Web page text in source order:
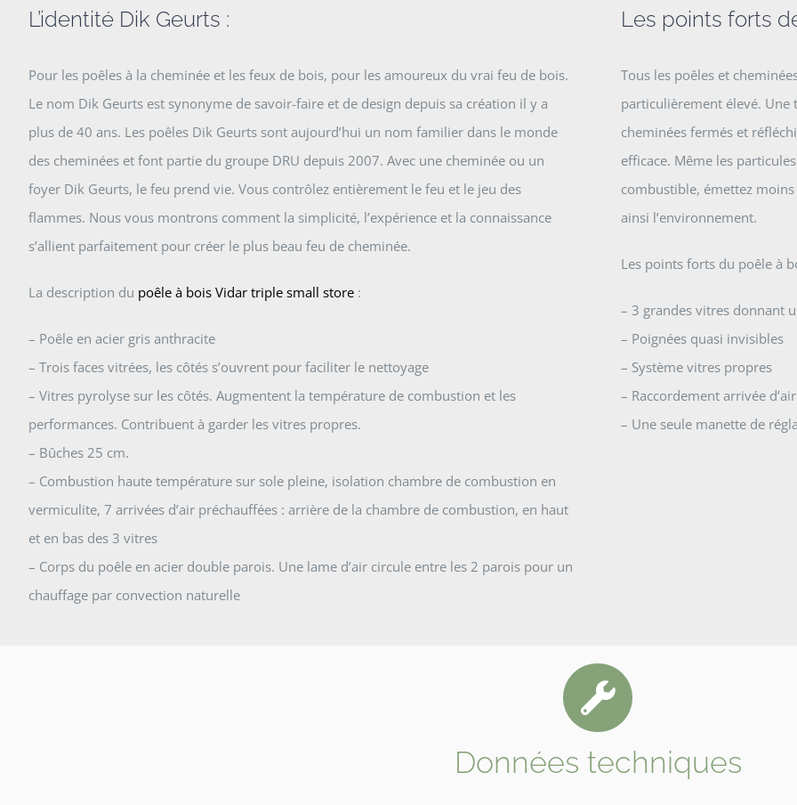
L’identité Dik Geurts :
Pour les poêles à la cheminée et les feux de bois, pour les amoureux du vrai feu de bois.
Le nom Dik Geurts est synonyme de savoir-faire et de design depuis sa création il y a
plus de 40 ans. Les poêles Dik Geurts sont aujourd’hui un nom familier dans le monde
des cheminées et font partie du groupe DRU depuis 2007. Avec une cheminée ou un
foyer Dik Geurts, le feu prend vie. Vous contrôlez entièrement le feu et le jeu des
flammes. Nous vous montrons comment la simplicité, l’expérience et la connaissance
s’allient parfaitement pour créer le plus beau feu de cheminée.
La description du poêle à bois Vidar triple small store :
– Poêle en acier gris anthracite
– Trois faces vitrées, les côtés s’ouvrent pour faciliter le nettoyage
– Vitres pyrolyse sur les côtés. Augmentent la température de combustion et les
performances. Contribuent à garder les vitres propres.
– Bûches 25 cm.
– Combustion haute température sur sole pleine, isolation chambre de combustion en
vermiculite, 7 arrivées d’air préchauffées : arrière de la chambre de combustion, en haut
et en bas des 3 vitres
– Corps du poêle en acier double parois. Une lame d’air circule entre les 2 parois pour un
chauffage par convection naturelle
Les points forts
Tous les poêles et
particulièrement élevé. Une
cheminées fermés et
efficace. Même les
combustible, émettez
ainsi l’environnement.
Les points forts du poêle à
– 3 grandes vitres donnant
– Poignées quasi invisibles
– Système vitres propres
– Raccordement arrivée
– Une seule manette de
Données techniques